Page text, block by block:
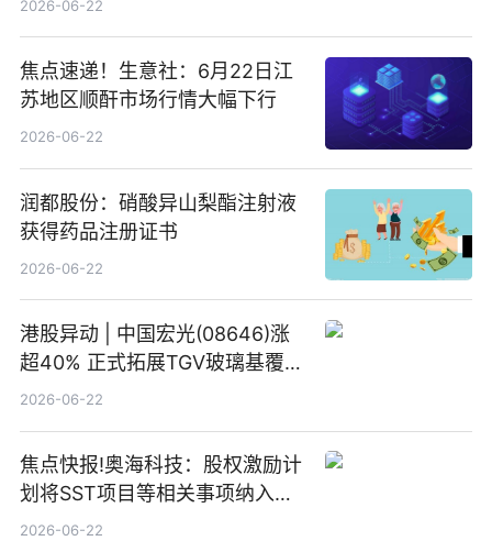
2026-06-22
焦点速递！生意社：6月22日江
苏地区顺酐市场行情大幅下行
2026-06-22
润都股份：硝酸异山梨酯注射液
获得药品注册证书
2026-06-22
港股异动 | 中国宏光(08646)涨
超40% 正式拓展TGV玻璃基覆铜
板新材料业务
2026-06-22
焦点快报!奥海科技：股权激励计
划将SST项目等相关事项纳入专
项业务发展考核指标
2026-06-22